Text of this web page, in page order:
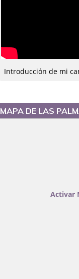
Introducción de mi
MAPA DE LAS
Activar